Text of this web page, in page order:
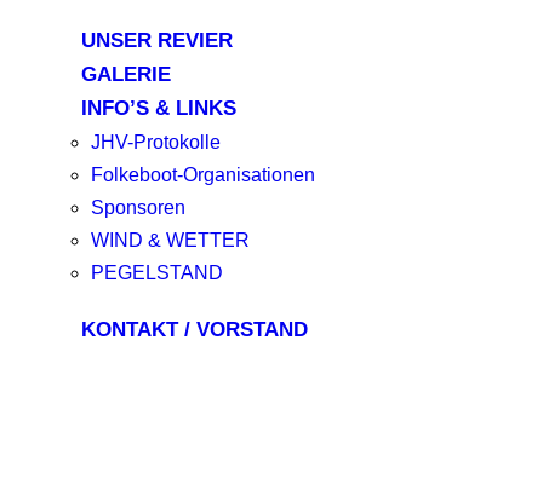
UNSER REVIER
GALERIE
INFO’S & LINKS
JHV-Protokolle
Folkeboot-Organisationen
Sponsoren
WIND & WETTER
PEGELSTAND
KONTAKT / VORSTAND